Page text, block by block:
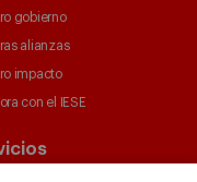
gobierno
alianzas
impacto
con el IESE